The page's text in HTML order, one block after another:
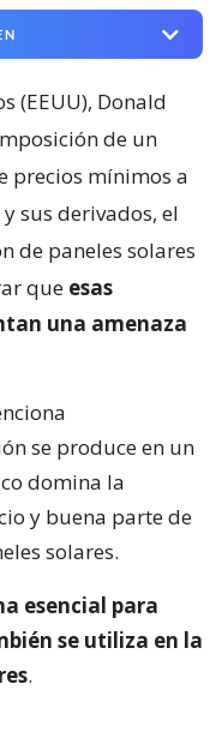
(EEUU), Donald
de un
precios mínimos a
sus derivados, el
de paneles solares
que esas
una amenaza
se produce en un
domina la
y buena parte de
solares.
esencial para
se utiliza en la
.